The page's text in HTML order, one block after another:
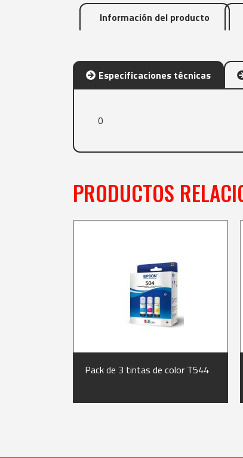
Información del producto
Especificaciones técnicas
0
PRODUCTOS
Pack de 3 tintas de color T544